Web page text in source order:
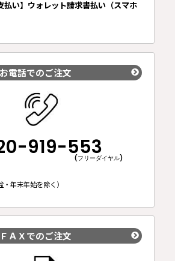
払い】ウォレット請求書払い（スマホ
お電話でのご注文
919-553
(フリーダイヤル)
・年末年始を除く）
ＦＡＸでのご注文